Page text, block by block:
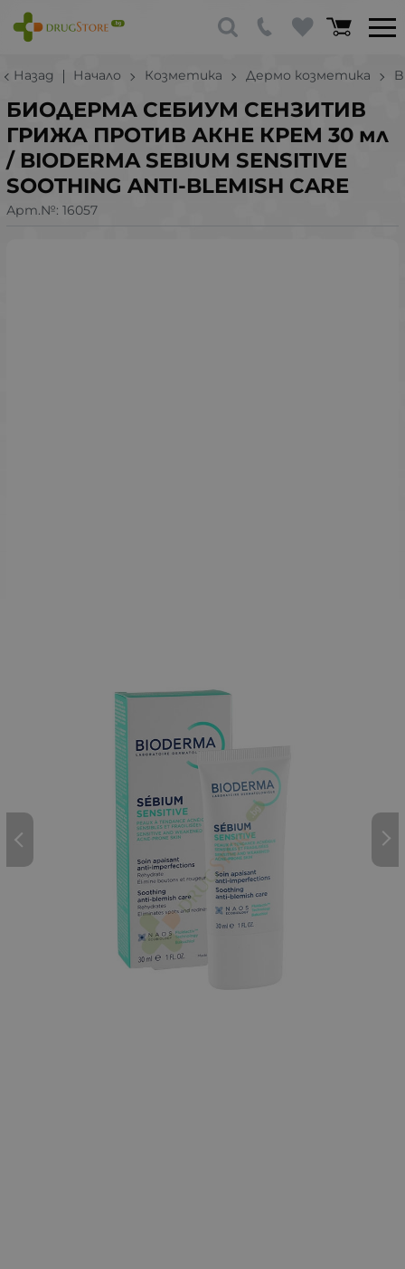
Назад Начало Козметика Дермо козметика
БИОДЕРМА СЕБИУМ СЕНЗИТИВ
ГРИЖА ПРОТИВ АКНЕ КРЕМ 30 мл
/ BIODERMA SEBIUM SENSITIVE
SOOTHING ANTI-BLEMISH CARE
Арт.№: 16057